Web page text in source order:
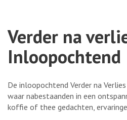
Verder na
Inloopochtend
De inloopochtend Verder na
waar nabestaanden in een
koffie of thee gedachten,